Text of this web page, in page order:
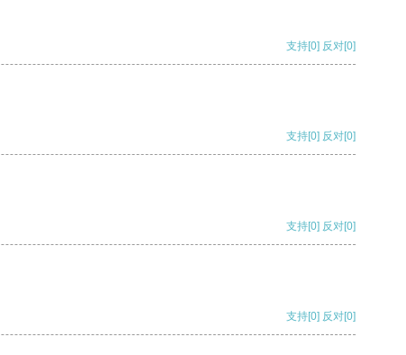
支持[0] 反对[0]
支持[0] 反对[0]
支持[0] 反对[0]
支持[0] 反对[0]